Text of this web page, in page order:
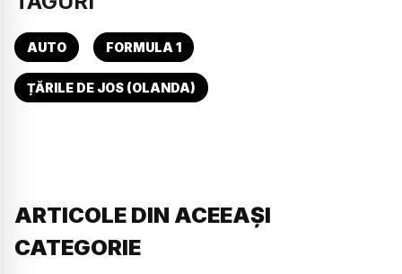
AUTO FORMULA 1
ȚĂRILE DE JOS (OLANDA)
ARTICOLE DIN ACEEAȘI
CATEGORIE